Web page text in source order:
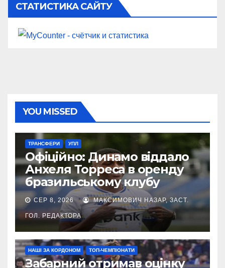
СТАТИСТИКА САЙТУ
YOU MISSED
ТРАНСФЕРИ УПЛ
Офіційно: Динамо віддало
Анхеля Торреса в оренду
бразильському клубу
СЕР 8, 2026 МАКСИМОВИЧ НАЗАР, ЗАСТ.
ГОЛ. РЕДАКТОРА
НАШІ ЗА КОРДОНОМ ТОП-ЧЕМПІОНАТИ
Забарний отримав оцінку